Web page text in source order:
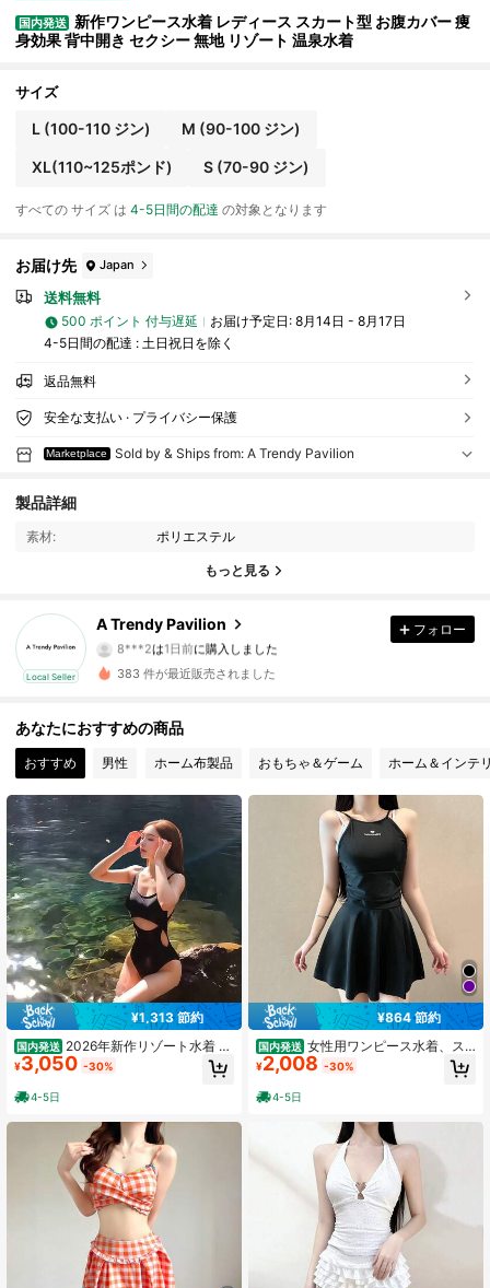
国内発送 新作ワンピース水着 レディース スカート型 お腹カバー 痩
身効果 背中開き セクシー 無地 リゾート 温泉水着
サイズ
L (100-110 ジン) M (90-100 ジン)
XL(110~125ポンド) S (70-90 ジン)
すべての サイズ は4-5日間の配達 の対象となります
お届け先 Japan
送料無料
500 ポイント 付与遅延 お届け予定日: 8月14日 - 8月17日
4-5日間の配達 : 土日祝日を除く
返品無料
安全な支払い · プライバシー保護
Marketplace Sold by & Ships from: A Trendy Pavilion
製品詳細
素材: ポリエステル
もっと見る
Local Seller
A Trendy Pavilion
29 フォロワー
4.69
29 フォロワー
8***2は1日前に購入しました
4.69
29 フォロワー
4.69 29 フォロワー
4.69 29 フォロワー
4.69 29 フォロワー
4.69 29 フォロワー
4.69 29 フォロワー
フォロー
383 件が最近販売されました
あなたにおすすめの商品
おすすめ 男性 ホーム布製品 おもちゃ＆ゲーム ホーム＆インテ
¥1,313 節約
国内発送 2026年新作リゾート水着 レ
ディースセクシービキニワンピース
水着 お腹をカバーしてスリムに見せ
るデザイン 高級感のある温泉用水着
¥3,050 -30%
4-5日
¥864 節約
国内発送 女性用ワンピース水着、ス
トラップ付き、無地、スカート型、
ポリエステル製、少女向け、スリム
効果、美しい背中、お腹をカバー、
温泉用プロフェッショナル水着
¥2,008 -30%
4-5日